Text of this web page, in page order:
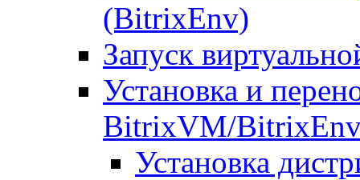
(BitrixEnv)
Запуск
Установка и
BitrixVM/
Установка